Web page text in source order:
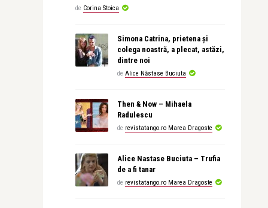
de Corina Stoica
Simona Catrina, prietena și
colega noastră, a plecat, astăzi,
dintre noi
de Alice Năstase Buciuta
Then & Now – Mihaela
Radulescu
de revistatango.ro Marea Dragoste
Alice Nastase Buciuta – Trufia
de a fi tanar
de revistatango.ro Marea Dragoste